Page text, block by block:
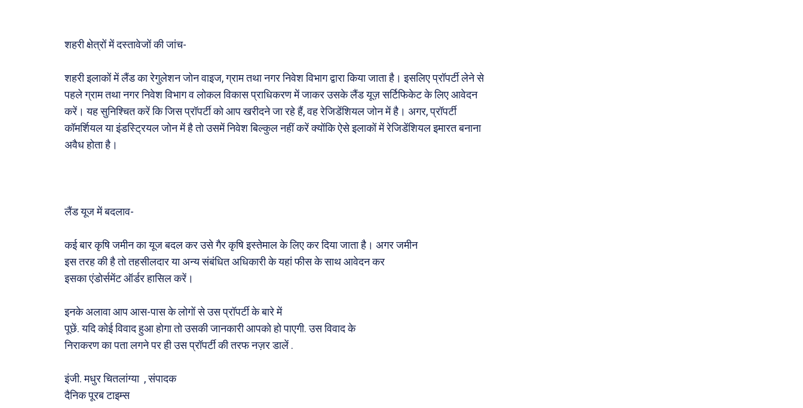
शहरी क्षेत्रों में दस्तावेजों की जांच-
शहरी इलाकों में लैंड का रेगुलेशन जोन वाइज, ग्राम तथा नगर निवेश विभाग द्वारा किया जाता है। इसलिए प्रॉपर्टी लेने से
पहले ग्राम तथा नगर निवेश विभाग व लोकल विकास प्राधिकरण में जाकर उसके लैंड यूज़ सर्टिफिकेट के लिए आवेदन
करें। यह सुनिश्चित करें कि जिस प्रॉपर्टी को आप खरीदने जा रहे हैं, वह रेजिडेंशियल जोन में है। अगर, प्रॉपर्टी
कॉमर्शियल या इंडस्ट्रियल जोन में है तो उसमें निवेश बिल्कुल नहीं करें क्योंकि ऐसे इलाकों में रेजिडेंशियल इमारत बनाना
अवैध होता है।
लैंड यूज में बदलाव-
कई बार कृषि जमीन का यूज बदल कर उसे गैर कृषि इस्तेमाल के लिए कर दिया जाता है। अगर जमीन
इस तरह की है तो तहसीलदार या अन्य संबंधित अधिकारी के यहां फीस के साथ आवेदन कर
इसका एंडोर्समेंट ऑर्डर हासिल करें।
इनके अलावा आप आस-पास के लोगों से उस प्रॉपर्टी के बारे में
पूछें. यदि कोई विवाद हुआ होगा तो उसकी जानकारी आपको हो पाएगी. उस विवाद के
निराकरण का पता लगने पर ही उस प्रॉपर्टी की तरफ नज़र डालें .
इंजी. मधुर चितलांग्या , संपादक
दैनिक पूरब टाइम्स